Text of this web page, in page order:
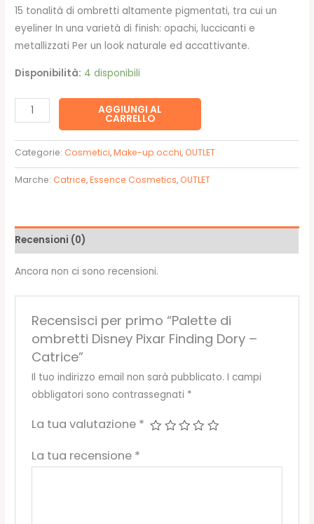
prezzo
originale
era:
prezzo
attuale
15 tonalità di ombretti altamente pigmentati, tra cui un
eyeliner In una varietà di finish: opachi, luccicanti e
metallizzati Per un look naturale ed accattivante.
Disponibilità: 4 disponibili
Palette
di
ombretti
Disney
Pixar
-
Catrice
AGGIUNGI AL
CARRELLO
Categorie:Cosmetici,Make-up occhi,OUTLET
Marche:Catrice,Essence Cosmetics,OUTLET
Recensioni (0)
Ancora non ci sono recensioni.
Recensisci per primo “Palette di
ombretti Disney Pixar Finding Dory –
Catrice”
Il tuo indirizzo email non sarà pubblicato. I campi
obbligatori sono contrassegnati *
La tua valutazione *
La tua recensione *